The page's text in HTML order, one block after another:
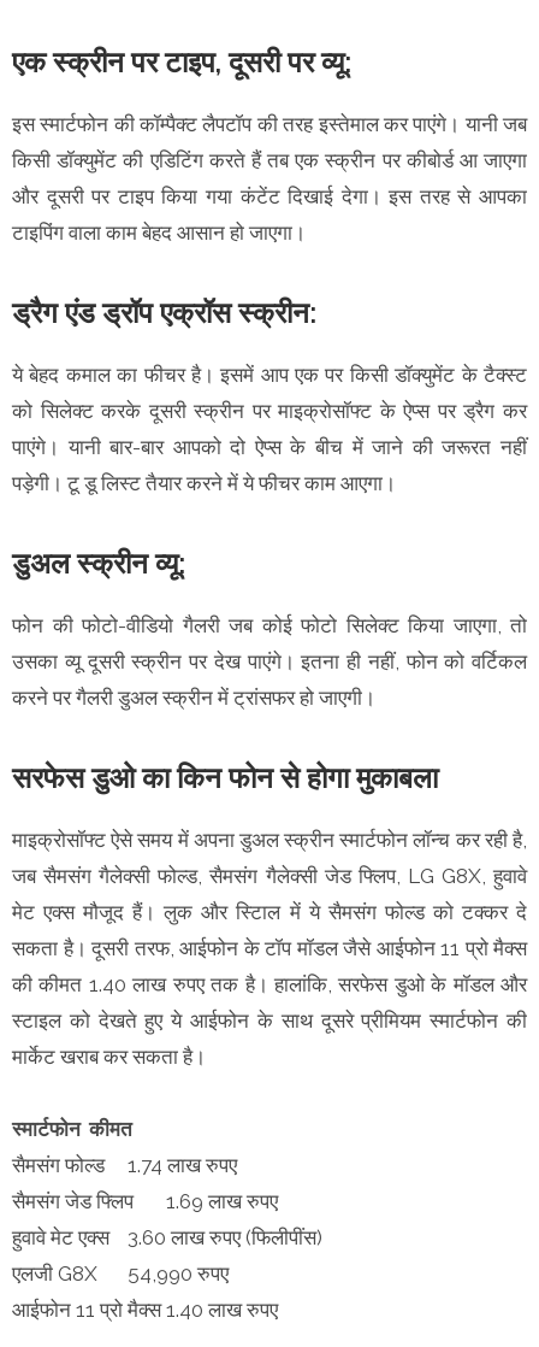
एक स्क्रीन पर टाइप, दूसरी पर व्यू:
इस स्मार्टफोन की कॉम्पैक्ट लैपटॉप की तरह इस्तेमाल कर पाएंगे। यानी जब
किसी डॉक्युमेंट की एडिटिंग करते हैं तब एक स्क्रीन पर कीबोर्ड आ जाएगा
और दूसरी पर टाइप किया गया कंटेंट दिखाई देगा। इस तरह से आपका
टाइपिंग वाला काम बेहद आसान हो जाएगा।
ड्रैग एंड ड्रॉप एक्रॉस स्क्रीन:
ये बेहद कमाल का फीचर है। इसमें आप एक पर किसी डॉक्युमेंट के टैक्स्ट
को सिलेक्ट करके दूसरी स्क्रीन पर माइक्रोसॉफ्ट के ऐप्स पर ड्रैग कर
पाएंगे। यानी बार-बार आपको दो ऐप्स के बीच में जाने की जरूरत नहीं
पड़ेगी। टू डू लिस्ट तैयार करने में ये फीचर काम आएगा।
डुअल स्क्रीन व्यू:
फोन की फोटो-वीडियो गैलरी जब कोई फोटो सिलेक्ट किया जाएगा, तो
उसका व्यू दूसरी स्क्रीन पर देख पाएंगे। इतना ही नहीं, फोन को वर्टिकल
करने पर गैलरी डुअल स्क्रीन में ट्रांसफर हो जाएगी।
सरफेस डुओ का किन फोन से होगा मुकाबला
माइक्रोसॉफ्ट ऐसे समय में अपना डुअल स्क्रीन स्मार्टफोन लॉन्च कर रही है,
जब सैमसंग गैलेक्सी फोल्ड, सैमसंग गैलेक्सी जेड फ्लिप, LG G8X, हुवावे
मेट एक्स मौजूद हैं। लुक और स्टािल में ये सैमसंग फोल्ड को टक्कर दे
सकता है। दूसरी तरफ, आईफोन के टॉप मॉडल जैसे आईफोन 11 प्रो मैक्स
की कीमत 1.40 लाख रुपए तक है। हालांकि, सरफेस डुओ के मॉडल और
स्टाइल को देखते हुए ये आईफोन के साथ दूसरे प्रीमियम स्मार्टफोन की
मार्केट खराब कर सकता है।
स्मार्टफोन कीमत
सैमसंग फोल्ड
1.74 लाख रुपए
सैमसंग जेड फ्लिप
1.69 लाख रुपए
हुवावे मेट एक्स
3.60 लाख रुपए (फिलीपींस)
एलजी G8X
54,990 रुपए
आईफोन 11 प्रो मैक्स 1.40 लाख रुपए